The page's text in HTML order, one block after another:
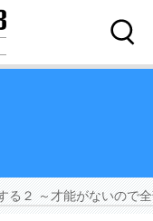
る２ ～才能がないので